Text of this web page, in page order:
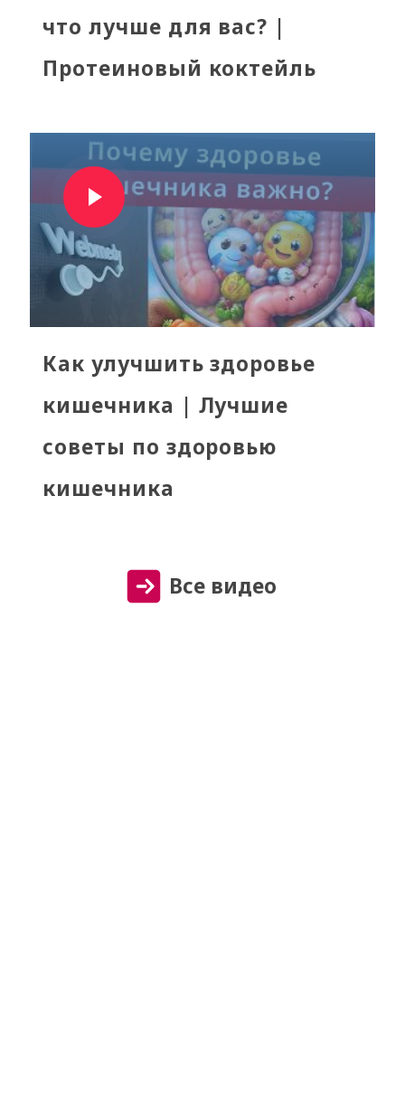
что лучше для вас? |
Протеиновый коктейль
Как улучшить здоровье
кишечника | Лучшие
советы по здоровью
кишечника
Все видео